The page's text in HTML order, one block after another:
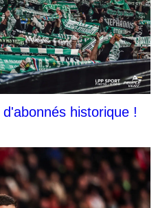
historique !